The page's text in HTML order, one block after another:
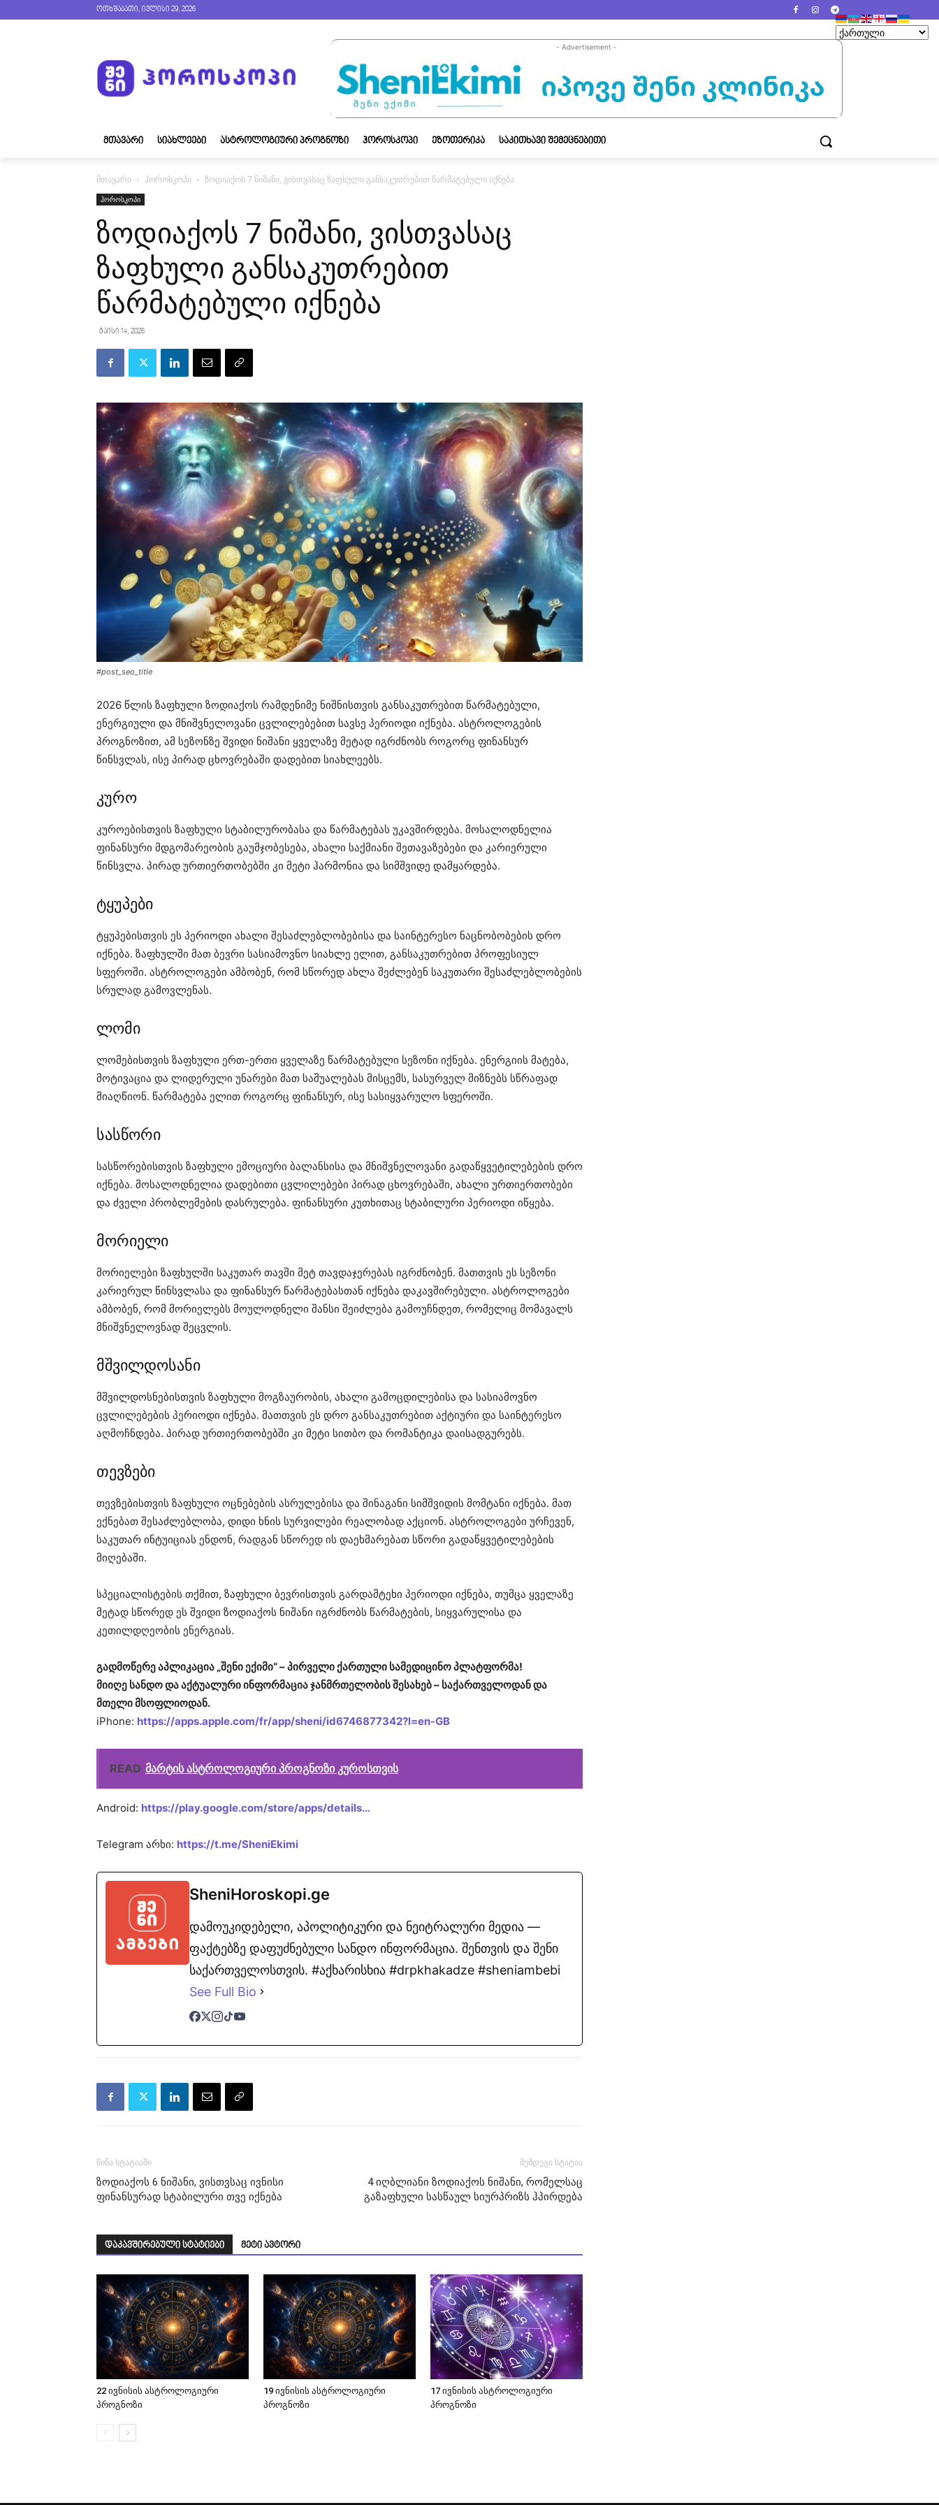
ოთხშაბათი, ივლისი 29, 2026
- Advertisement -
ᲛᲗᲐᲕᲐᲠᲘ ᲡᲘᲐᲮᲚᲔᲔᲑᲘ ᲐᲡᲢᲠᲝᲚᲝᲒᲘᲣᲠᲘ ᲞᲠᲝᲒᲜᲝᲖᲘ ᲰᲝᲠᲝᲡᲙᲝᲞᲘ ᲔᲖᲝᲗᲔᲠᲘᲙᲐ ᲡᲐᲙᲘᲗᲮᲐᲕᲘ ᲨᲔᲛᲔᲪᲜᲔᲑᲘᲗᲘ
მთავარი ჰოროსკოპი ზოდიაქოს 7 ნიშანი, ვისთვასაც ზაფხული განსაკუთრებით წარმატებული იქნება
ჰოროსკოპი
ზოდიაქოს 7 ნიშანი, ვისთვასაც
ზაფხული განსაკუთრებით
წარმატებული იქნება
მაისი 14, 2026
#post_seo_title
2026 წლის ზაფხული ზოდიაქოს რამდენიმე ნიშნისთვის განსაკუთრებით წარმატებული,
ენერგიული და მნიშვნელოვანი ცვლილებებით სავსე პერიოდი იქნება. ასტროლოგების
პროგნოზით, ამ სეზონზე შვიდი ნიშანი ყველაზე მეტად იგრძნობს როგორც ფინანსურ
წინსვლას, ისე პირად ცხოვრებაში დადებით სიახლეებს.
კურო
კუროებისთვის ზაფხული სტაბილურობასა და წარმატებას უკავშირდება. მოსალოდნელია
ფინანსური მდგომარეობის გაუმჯობესება, ახალი საქმიანი შეთავაზებები და კარიერული
წინსვლა. პირად ურთიერთობებში კი მეტი ჰარმონია და სიმშვიდე დამყარდება.
ტყუპები
ტყუპებისთვის ეს პერიოდი ახალი შესაძლებლობებისა და საინტერესო ნაცნობობების დრო
იქნება. ზაფხულში მათ ბევრი სასიამოვნო სიახლე ელით, განსაკუთრებით პროფესიულ
სფეროში. ასტროლოგები ამბობენ, რომ სწორედ ახლა შეძლებენ საკუთარი შესაძლებლობების
სრულად გამოვლენას.
ლომი
ლომებისთვის ზაფხული ერთ-ერთი ყველაზე წარმატებული სეზონი იქნება. ენერგიის მატება,
მოტივაცია და ლიდერული უნარები მათ საშუალებას მისცემს, სასურველ მიზნებს სწრაფად
მიაღწიონ. წარმატება ელით როგორც ფინანსურ, ისე სასიყვარულო სფეროში.
სასწორი
სასწორებისთვის ზაფხული ემოციური ბალანსისა და მნიშვნელოვანი გადაწყვეტილებების დრო
იქნება. მოსალოდნელია დადებითი ცვლილებები პირად ცხოვრებაში, ახალი ურთიერთობები
და ძველი პრობლემების დასრულება. ფინანსური კუთხითაც სტაბილური პერიოდი იწყება.
მორიელი
მორიელები ზაფხულში საკუთარ თავში მეტ თავდაჯერებას იგრძნობენ. მათთვის ეს სეზონი
კარიერულ წინსვლასა და ფინანსურ წარმატებასთან იქნება დაკავშირებული. ასტროლოგები
ამბობენ, რომ მორიელებს მოულოდნელი შანსი შეიძლება გამოუჩნდეთ, რომელიც მომავალს
მნიშვნელოვნად შეცვლის.
მშვილდოსანი
მშვილდოსნებისთვის ზაფხული მოგზაურობის, ახალი გამოცდილებისა და სასიამოვნო
ცვლილებების პერიოდი იქნება. მათთვის ეს დრო განსაკუთრებით აქტიური და საინტერესო
აღმოჩნდება. პირად ურთიერთობებში კი მეტი სითბო და რომანტიკა დაისადგურებს.
თევზები
თევზებისთვის ზაფხული ოცნებების ასრულებისა და შინაგანი სიმშვიდის მომტანი იქნება. მათ
ექნებათ შესაძლებლობა, დიდი ხნის სურვილები რეალობად აქციონ. ასტროლოგები ურჩევენ,
საკუთარ ინტუიციას ენდონ, რადგან სწორედ ის დაეხმარებათ სწორი გადაწყვეტილებების
მიღებაში.
სპეციალისტების თქმით, ზაფხული ბევრისთვის გარდამტეხი პერიოდი იქნება, თუმცა ყველაზე
მეტად სწორედ ეს შვიდი ზოდიაქოს ნიშანი იგრძნობს წარმატების, სიყვარულისა და
კეთილდღეობის ენერგიას.
გადმოწერე აპლიკაცია „შენი ექიმი“ – პირველი ქართული სამედიცინო პლატფორმა!
მიიღე სანდო და აქტუალური ინფორმაცია ჯანმრთელობის შესახებ – საქართველოდან და
მთელი მსოფლიოდან.
iPhone: https://apps.apple.com/fr/app/sheni/id6746877342?l=en-GB
READ მარტის ასტროლოგიური პროგნოზი კუროსთვის
Android: https://play.google.com/store/apps/details…
Telegram არხი: https://t.me/SheniEkimi
SheniHoroskopi.ge
დამოუკიდებელი, აპოლიტიკური და ნეიტრალური მედია —
ფაქტებზე დაფუძნებული სანდო ინფორმაცია. შენთვის და შენი
საქართველოსთვის. #აქხარისხია #drpkhakadze #sheniambebi
See Full Bio
წინა სტატიაში
ზოდიაქოს 6 ნიშანი, ვისთვსაც ივნისი
ფინანსურად სტაბილური თვე იქნება
შემდეგი სტატია
4 იღბლიანი ზოდიაქოს ნიშანი, რომელსაც
გაზაფხული სასწაულ სიურპრიზს ჰპირდება
დაკავშირებული სტატიები მეტი ავტორი
22 ივნისის ასტროლოგიური
პროგნოზი
19 ივნისის ასტროლოგიური
პროგნოზი
17 ივნისის ასტროლოგიური
პროგნოზი